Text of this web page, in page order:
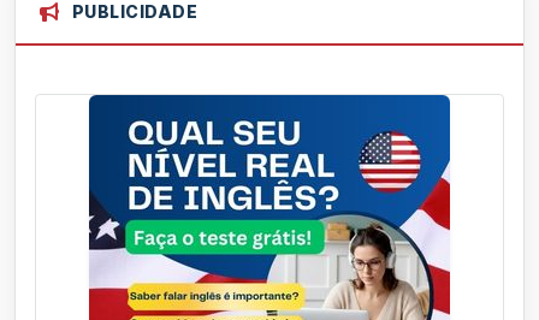
PUBLICIDADE